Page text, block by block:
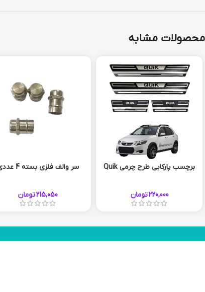
محصولات مشابه
برچسب پارکابی طرح چرمی Quik
220,000تومان
سر والف فلزی بسته 4 عددی
215,050تومان